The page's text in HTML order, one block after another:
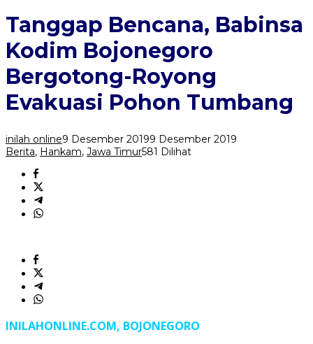
Babinsa
Kodim
Bojonegoro
Bergotong-
Evakuasi
Pohon
Tumbang
Tanggap Bencana, Babinsa
Kodim Bojonegoro
Bergotong-Royong
Evakuasi Pohon Tumbang
inilah online9 Desember 20199 Desember 2019
Berita, Hankam, Jawa Timur581 Dilihat
INILAHONLINE.COM, BOJONEGORO